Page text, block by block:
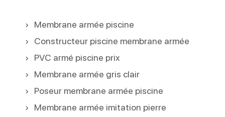
Membrane armée piscine
Constructeur piscine membrane armée
PVC armé piscine prix
Membrane armée gris clair
Poseur membrane armée piscine
Membrane armée imitation pierre